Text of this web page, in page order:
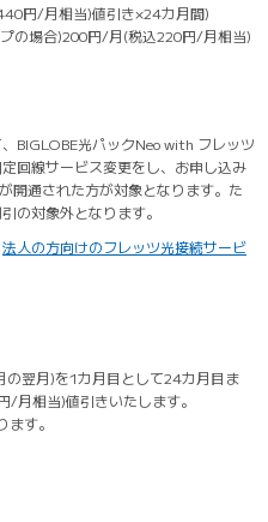
円/月相当)値引き×24カ月間)
の場合)200円/月(税込220円/月相当)
BIGLOBE光パックNeo with フレッツ
回線サービス変更をし、お申し込み
開通された方が対象となります。た
の対象外となります。
法人の方向けのフレッツ光接続サービ
翌月)を1カ月目として24カ月目ま
月相当)値引きいたします。
す。